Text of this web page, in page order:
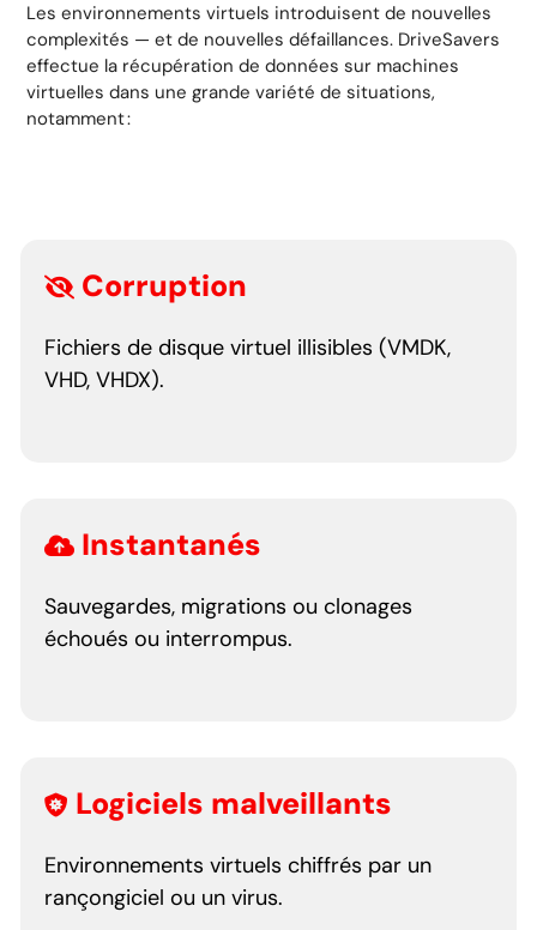
Les environnements virtuels introduisent de nouvelles
complexités — et de nouvelles défaillances. DriveSavers
effectue la récupération de données sur machines
virtuelles dans une grande variété de situations,
notamment :
Corruption
Fichiers de disque virtuel illisibles (VMDK,
VHD, VHDX).
Instantanés
Sauvegardes, migrations ou clonages
échoués ou interrompus.
Logiciels malveillants
Environnements virtuels chiffrés par un
rançongiciel ou un virus.